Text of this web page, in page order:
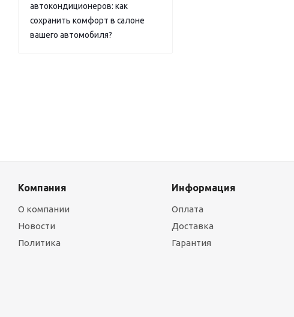
автокондиционеров: как
сохранить комфорт в салоне
вашего автомобиля?
Компания
О компании
Новости
Политика
Информация
Оплата
Доставка
Гарантия